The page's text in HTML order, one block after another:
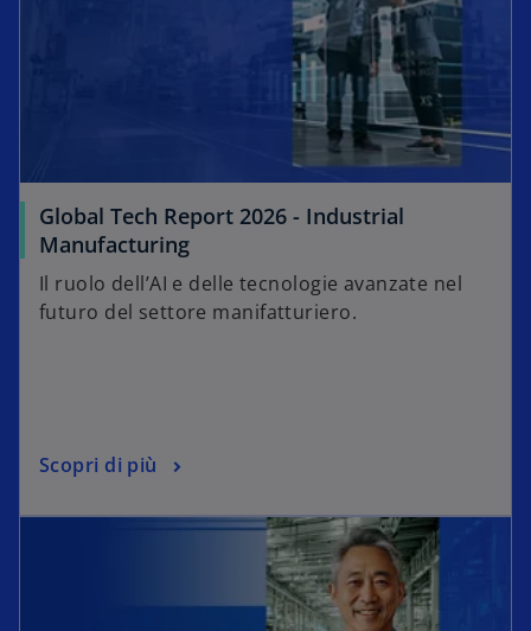
Global Tech Report 2026 - Industrial
Manufacturing
Il ruolo dell’AI e delle tecnologie avanzate nel
futuro del settore manifatturiero.
Scopri di più